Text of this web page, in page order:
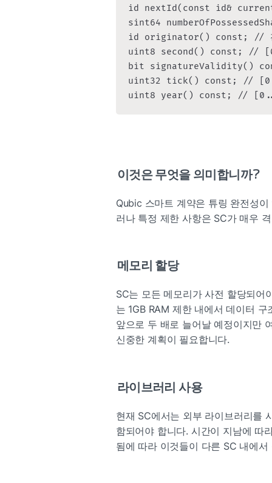
id nextId(const id&
sint64
id originator() const; // 전체
uint8 second() const; //
bit signatureValidity()
uint32 tick() const; //
uint8 year() const; //
이것은 무엇을 의미합니까?
Qubic 스마트 계약은 튜링 완전성
러나 특정 제한 사항은 SC가 매우
메모리 할당
SC는 모든 메모리가 사전 할당되어
는 1GB RAM 제한 내에서 데이터
앞으로 두 배로 늘어날 예정이지만
신중한 계획이 필요합니다.
라이브러리 사용
현재 SC에서는 외부 라이브러리를
함되어야 합니다. 시간이 지남에 따
됨에 따라 이것들이 다른 SC 내에